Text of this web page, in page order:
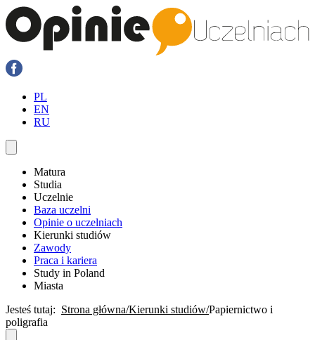
PL
EN
RU
Matura
Studia
Uczelnie
Baza uczelni
Opinie o uczelniach
Kierunki studiów
Zawody
Praca i kariera
Study in Poland
Miasta
Jesteś tutaj: Strona główna Kierunki studiów Papiernictwo i
poligrafia